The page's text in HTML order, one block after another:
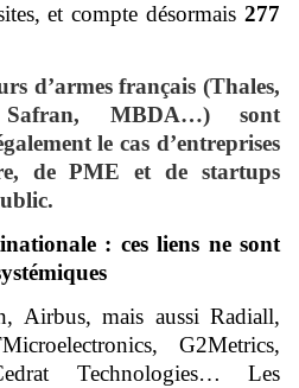
et compte désormais 277
d’armes français (Thales,
Safran, MBDA…) sont
le cas d’entreprises
de PME et de startups
: ces liens ne sont
Airbus, mais aussi Radiall,
G2Metrics,
Technologies… Les